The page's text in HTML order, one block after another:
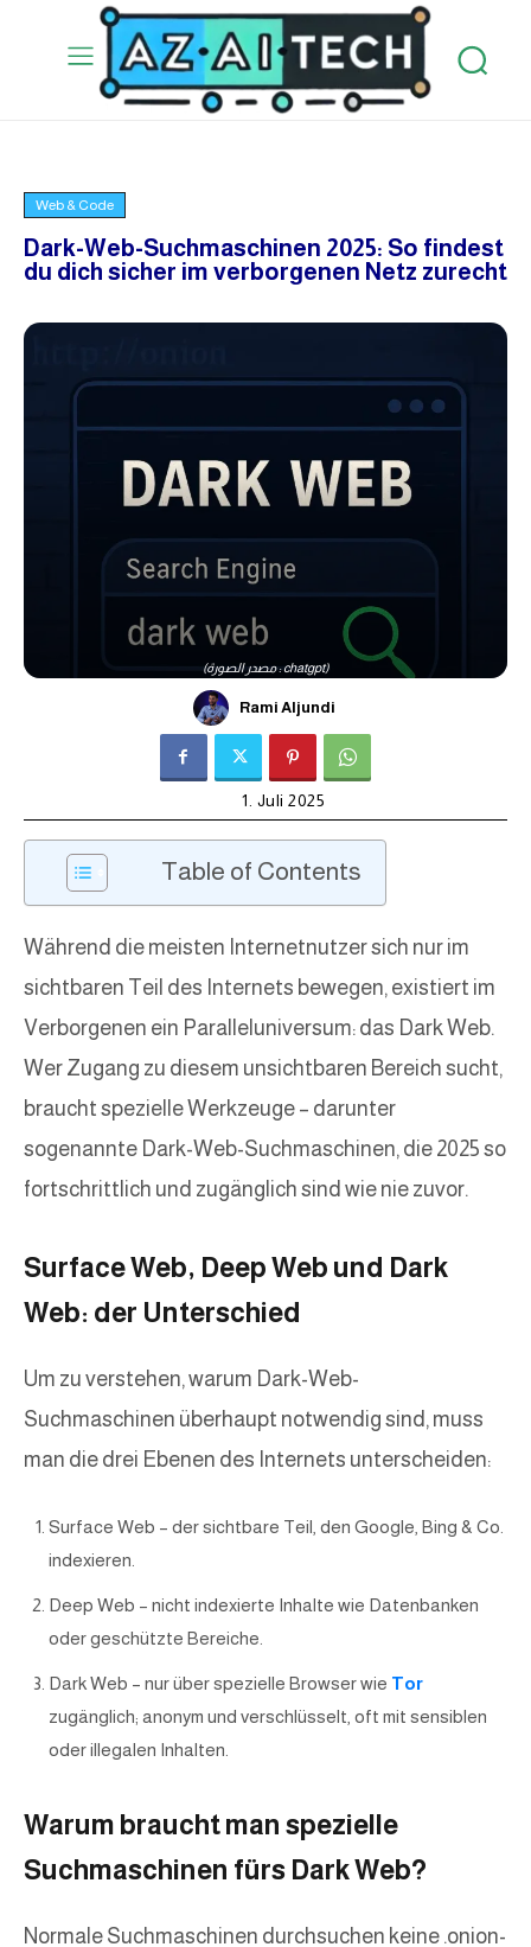
Web & Code
Dark-Web-Suchmaschinen 2025: So findest
du dich sicher im verborgenen Netz zurecht
(مصدر الصورة : chatgpt)
Rami Aljundi
1. Juli 2025
Table of Contents
Während die meisten Internetnutzer sich nur im
sichtbaren Teil des Internets bewegen, existiert im
Verborgenen ein Paralleluniversum: das Dark Web.
Wer Zugang zu diesem unsichtbaren Bereich sucht,
braucht spezielle Werkzeuge – darunter
sogenannte Dark-Web-Suchmaschinen, die 2025 so
fortschrittlich und zugänglich sind wie nie zuvor.
Surface Web, Deep Web und Dark
Web: der Unterschied
Um zu verstehen, warum Dark-Web-
Suchmaschinen überhaupt notwendig sind, muss
man die drei Ebenen des Internets unterscheiden:
Surface Web – der sichtbare Teil, den Google, Bing & Co.
indexieren.
Deep Web – nicht indexierte Inhalte wie Datenbanken
oder geschützte Bereiche.
Dark Web – nur über spezielle Browser wie Tor
zugänglich; anonym und verschlüsselt, oft mit sensiblen
oder illegalen Inhalten.
Warum braucht man spezielle
Suchmaschinen fürs Dark Web?
Normale Suchmaschinen durchsuchen keine .onion-